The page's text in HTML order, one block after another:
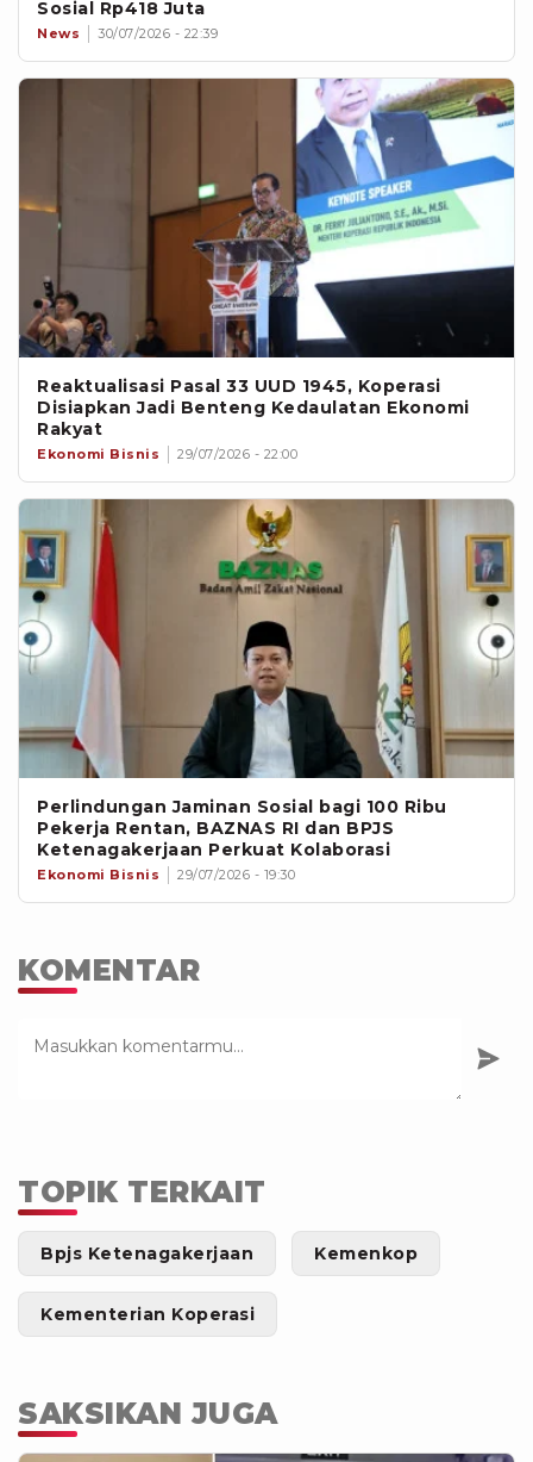
Sosial Rp418 Juta
News 30/07/2026 - 22:39
Reaktualisasi Pasal 33 UUD 1945, Koperasi
Disiapkan Jadi Benteng Kedaulatan Ekonomi
Rakyat
Ekonomi Bisnis 29/07/2026 - 22:00
Perlindungan Jaminan Sosial bagi 100 Ribu
Pekerja Rentan, BAZNAS RI dan BPJS
Ketenagakerjaan Perkuat Kolaborasi
Ekonomi Bisnis 29/07/2026 - 19:30
KOMENTAR
TOPIK TERKAIT
Bpjs Ketenagakerjaan Kemenkop
Kementerian Koperasi
SAKSIKAN JUGA